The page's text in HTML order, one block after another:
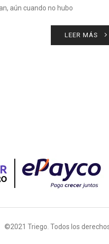
aún cuando no hubo
LEER MÁS
©2021 Triego. Todos los